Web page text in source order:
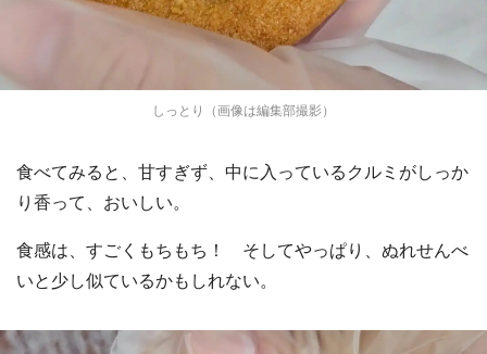
しっとり（画像は編集部撮影）
食べてみると、甘すぎず、中に入っているクルミがしっか
り香って、おいしい。
食感は、すごくもちもち！ そしてやっぱり、ぬれせんべ
いと少し似ているかもしれない。